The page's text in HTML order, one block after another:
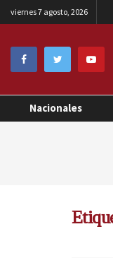
viernes 7 agosto, 2026
Nacionales